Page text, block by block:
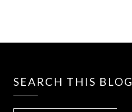
SEARCH THIS BLOG